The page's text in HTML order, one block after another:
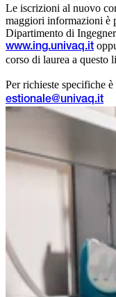
Le iscrizioni al nuovo
maggiori informazioni è
Dipartimento di
www.ing.univaq.it
corso di laurea a questo
Per richieste specifiche
estionale@univaq.it